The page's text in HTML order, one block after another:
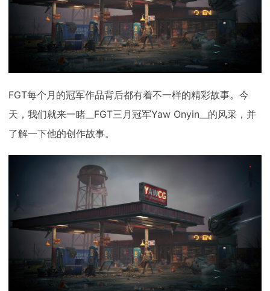
FGT每个月的冠军作品背后都有着不一样的精彩故事。今
天，我们就来一睹__FGT三月冠军Yaw Onyin__的风采，并
了解一下他的创作故事。